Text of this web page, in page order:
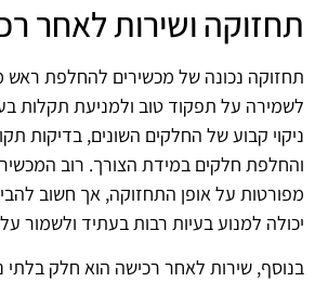
תחזוקה ושירות לאחר
תחזוקה נכונה של מכשירים להחלפת ראש
לשמירה על תפקוד טוב ולמניעת תקלות
ניקוי קבוע של החלקים השונים, בדיקות
והחלפת חלקים במידת הצורך. רוב
מפורטות על אופן התחזוקה, אך חשוב
יכולה למנוע בעיות רבות בעתיד ולשמור
בנוסף, שירות לאחר רכישה הוא חלק בלתי